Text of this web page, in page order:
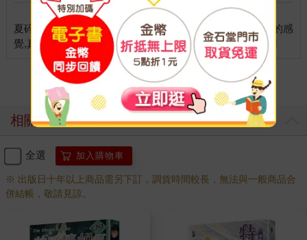
夏碎學長的書籤也好美!!!每一個書籤都很有那個角色風格的感
看更多
相關商品
全選 加入購物車
※ 出版日十年以上商品需另下訂，調貨時間較長，無法與一般商品合
併結帳，敬請見諒。